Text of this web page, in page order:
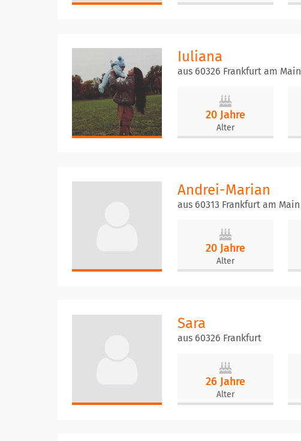
Iuliana
aus 60326 Frankfurt am Main
20 Jahre
Alter
Andrei-Marian
aus 60313 Frankfurt am Main
20 Jahre
Alter
Sara
aus 60326 Frankfurt
26 Jahre
Alter